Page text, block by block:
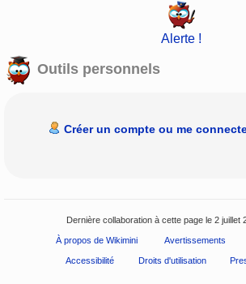
Alerte !
Outils personnels
Créer un compte ou me
Dernière collaboration à cette page le 2 juillet
À propos de Wikimini Avertissements
Accessibilité Droits d'utilisation